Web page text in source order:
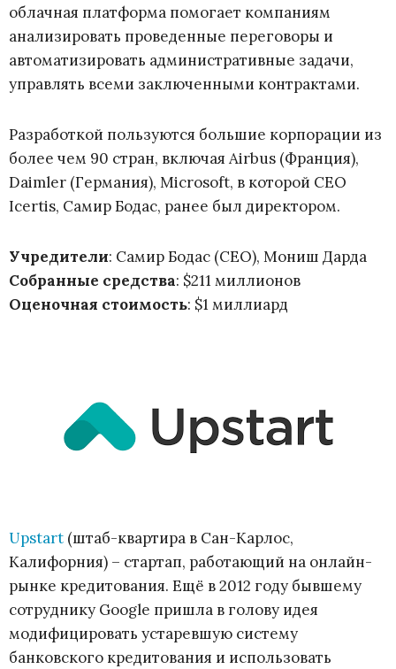
облачная платформа помогает компаниям
анализировать проведенные переговоры и
автоматизировать административные задачи,
управлять всеми заключенными контрактами.
Разработкой пользуются большие корпорации из
более чем 90 стран, включая Airbus (Франция),
Daimler (Германия), Microsoft, в которой CEO
Icertis, Самир Бодас, ранее был директором.
Учредители: Самир Бодас (CEO), Мониш Дарда
Собранные средства: $211 миллионов
Оценочная стоимость: $1 миллиард
Upstart (штаб-квартира в Сан-Карлос,
Калифорния) – стартап, работающий на онлайн-
рынке кредитования. Ещё в 2012 году бывшему
сотруднику Google пришла в голову идея
модифицировать устаревшую систему
банковского кредитования и использовать